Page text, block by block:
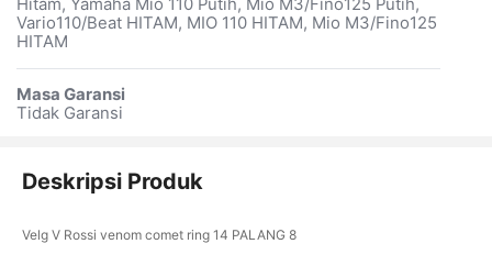
Hitam, Yamaha Mio 110 Putih, Mio M3/Fino125 Putih,
Vario110/Beat HITAM, MIO 110 HITAM, Mio M3/Fino125
HITAM
Masa Garansi
Tidak Garansi
Deskripsi Produk
Velg V Rossi venom comet ring 14 PALANG 8